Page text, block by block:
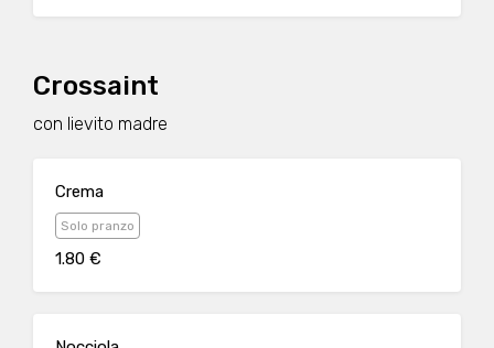
Crossaint
con lievito madre
Crema
Solo pranzo
1.80 €